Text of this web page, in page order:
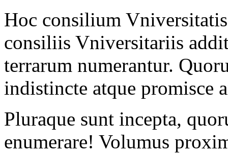
Hoc consilium
consiliis Vniversitariis
terrarum numerantur.
indistincte atque promisce
Pluraque sunt incepta,
enumerare! Volumus